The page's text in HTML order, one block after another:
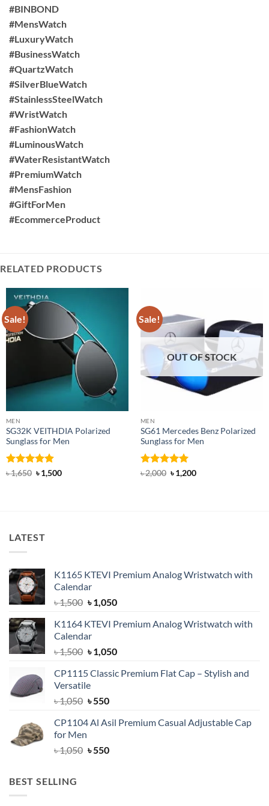
#BINBOND
#MensWatch
#LuxuryWatch
#BusinessWatch
#QuartzWatch
#SilverBlueWatch
#StainlessSteelWatch
#WristWatch
#FashionWatch
#LuminousWatch
#WaterResistantWatch
#PremiumWatch
#MensFashion
#GiftForMen
#EcommerceProduct
RELATED PRODUCTS
Sale!
MEN
SG32K VEITHDIA Polarized
Sunglass for Men
Rated 4.88
৳1,650 Original
price
৳1,500Current
Sale!
OUT OF STOCK
MEN
SG61 Mercedes Benz Polarized
Sunglass for Men
Rated 5
৳2,000 Original
price
৳1,200Current
LATEST
K1165 KTEVI Premium Analog Wristwatch with
Calendar
৳1,500 Original
was:
৳ 1,500.
৳1,050Current
is:
K1164 KTEVI Premium Analog Wristwatch with
Calendar
৳1,500 Original
was:
৳ 1,500.
৳1,050Current
is:
CP1115 Classic Premium Flat Cap – Stylish and
Versatile
৳1,050 Original
was:
৳550Current
is:
CP1104 Al Asil Premium Casual Adjustable Cap
for Men
৳1,050 Original
৳550Current
BEST SELLING